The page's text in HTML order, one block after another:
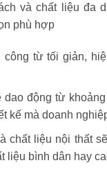
và chất liệu đa
phù hợp
công từ tối giản,
dao động từ
kế mà doanh
chất liệu nội thất
liệu bình dân hay